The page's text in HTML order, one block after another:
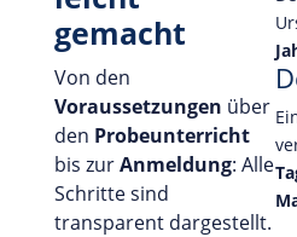
gemacht
Von den
Voraussetzungen über
den Probeunterricht
bis zurAnmeldung: Alle
Schritte sind
transparent dargestellt.